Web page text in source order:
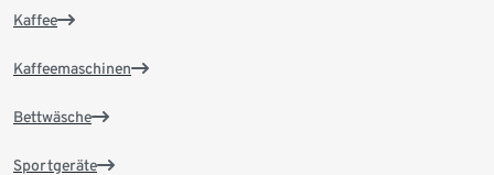
Kaffee
Kaffeemaschinen
Bettwäsche
Sportgeräte